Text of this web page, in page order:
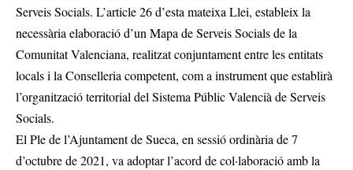
Serveis Socials. L’article 26 d’esta mateixa Llei, estableix la
necessària elaboració d’un Mapa de Serveis Socials de la
Comunitat Valenciana, realitzat conjuntament entre les entitats
locals i la Conselleria competent, com a instrument que establirà
l’organització territorial del Sistema Públic Valencià de Serveis
Socials.
El Ple de l’Ajuntament de Sueca, en sessió ordinària de 7
d’octubre de 2021, va adoptar l’acord de col·laboració amb la